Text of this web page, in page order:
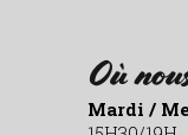
Où
Mardi /